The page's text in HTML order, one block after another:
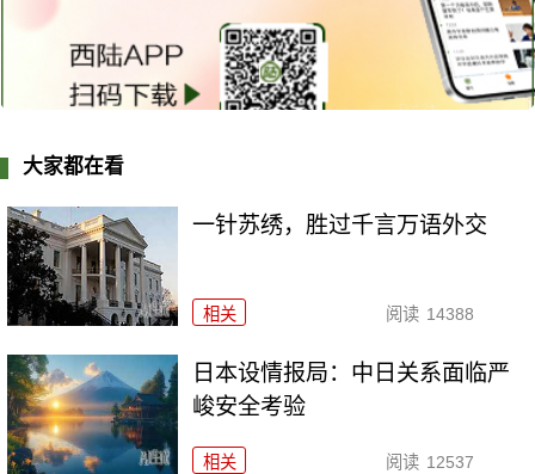
大家都在看
一针苏绣，胜过千言万语外交
相关 阅读 14388
日本设情报局：中日关系面临严
峻安全考验
相关 阅读 12537